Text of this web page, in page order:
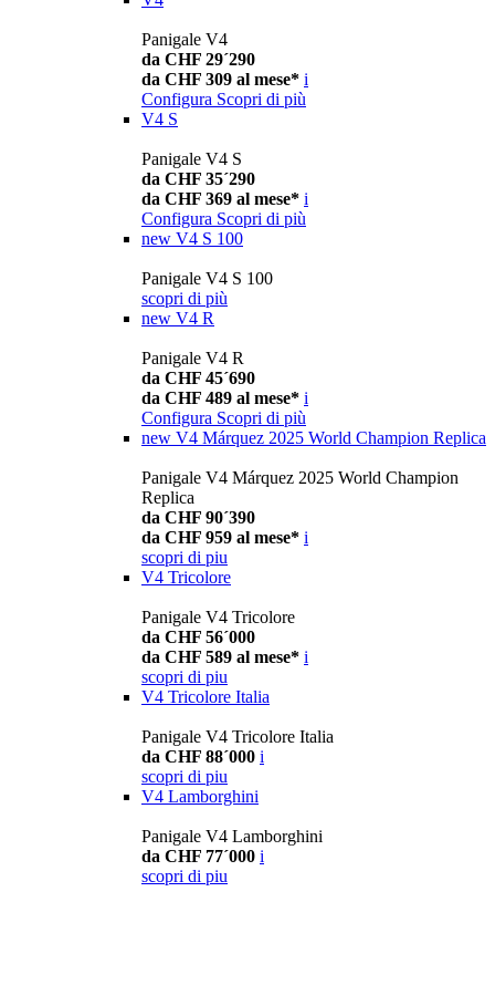
Panigale V4
da CHF 29´290
da CHF 309 al mese* i
Configura Scopri di più
V4 S
Panigale V4 S
da CHF 35´290
da CHF 369 al mese* i
Configura Scopri di più
new V4 S 100
Panigale V4 S 100
scopri di più
new V4 R
Panigale V4 R
da CHF 45´690
da CHF 489 al mese* i
Configura Scopri di più
new V4 Márquez 2025 World Champion Replica
Panigale V4 Márquez 2025 World Champion
Replica
da CHF 90´390
da CHF 959 al mese* i
scopri di piu
V4 Tricolore
Panigale V4 Tricolore
da CHF 56´000
da CHF 589 al mese* i
scopri di piu
V4 Tricolore Italia
Panigale V4 Tricolore Italia
da CHF 88´000 i
scopri di piu
V4 Lamborghini
Panigale V4 Lamborghini
da CHF 77´000 i
scopri di piu